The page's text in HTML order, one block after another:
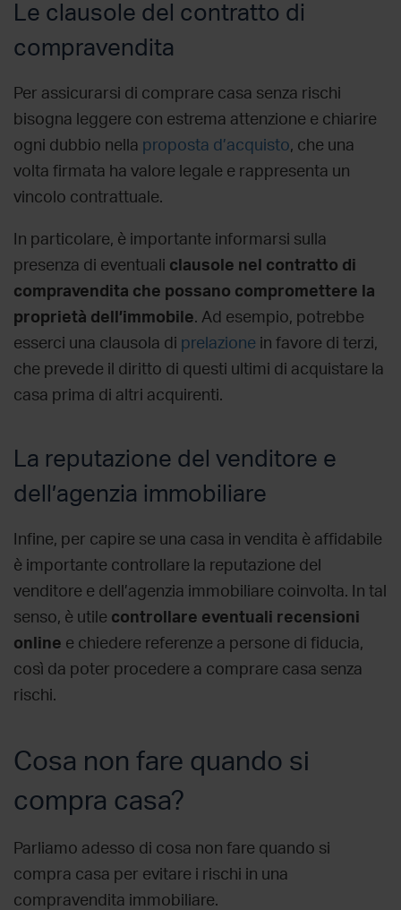
Le clausole del contratto di
compravendita
Per assicurarsi di comprare casa senza rischi
bisogna leggere con estrema attenzione e chiarire
ogni dubbio nella proposta d’acquisto, che una
volta firmata ha valore legale e rappresenta un
vincolo contrattuale.
In particolare, è importante informarsi sulla
presenza di eventuali clausole nel contratto di
compravendita che possano compromettere la
proprietà dell’immobile. Ad esempio, potrebbe
esserci una clausola di prelazione in favore di terzi,
che prevede il diritto di questi ultimi di acquistare la
casa prima di altri acquirenti.
La reputazione del venditore e
dell’agenzia immobiliare
Infine, per capire se una casa in vendita è affidabile
è importante controllare la reputazione del
venditore e dell’agenzia immobiliare coinvolta. In tal
senso, è utile controllare eventuali recensioni
online e chiedere referenze a persone di fiducia,
così da poter procedere a comprare casa senza
rischi.
Cosa non fare quando si
compra casa?
Parliamo adesso di cosa non fare quando si
compra casa per evitare i rischi in una
compravendita immobiliare.